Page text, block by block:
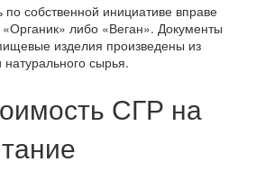
собственной инициативе вправе
либо «Веган». Документы
изделия произведены из
натурального сырья.
СГР на